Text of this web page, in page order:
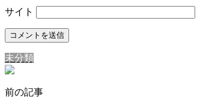
サイト
未分類
前の記事